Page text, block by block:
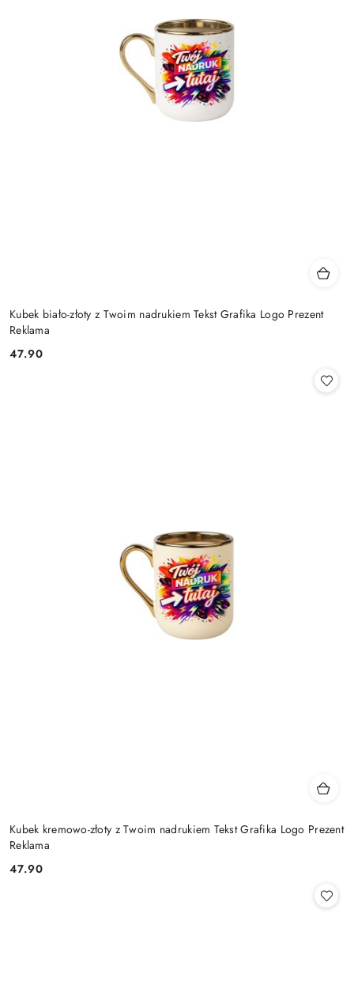
Kubek biało-złoty z Twoim nadrukiem Tekst Grafika Logo Prezent
Reklama
Cena:
47.90
Kubek kremowo-złoty z Twoim nadrukiem Tekst Grafika Logo Prezent
Reklama
Cena:
47.90